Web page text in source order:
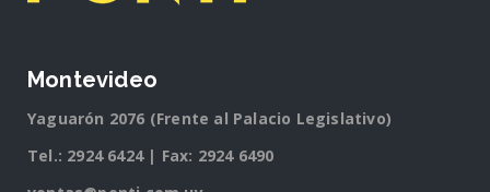
Montevideo
Yaguarón 2076 (Frente al Palacio Legislativo)
Tel.: 2924 6424| Fax: 2924 6490